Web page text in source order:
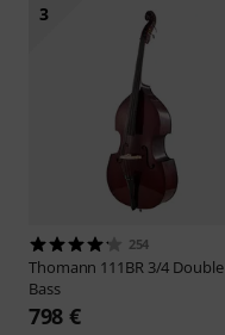
3
254
Thomann 111BR 3/4 Double
Bass
798 €